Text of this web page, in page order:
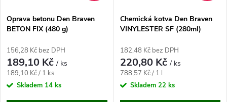
p
r
o
s
p
r
o
Oprava betonu Den Braven
BETON FIX (480 g)
156,28 Kč bez DPH
189,10 Kč/ ks
Měrná
cena:
189,10 Kč / 1 ks
Skladem 14 ks
Chemická kotva Den Braven
VINYLESTER SF (280ml)
182,48 Kč bez DPH
220,80 Kč/ ks
Měrná
cena:
788,57 Kč / 1 l
Skladem 22 ks